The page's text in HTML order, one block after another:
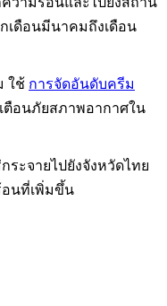
เดือนมีนาคมถึงเดือน
ใช้ การจัดอันดับครีม
ตือนภัยสภาพอากาศใน
ะจายไปยังจังหวัดไทย
อนที่เพิ่มขึ้น